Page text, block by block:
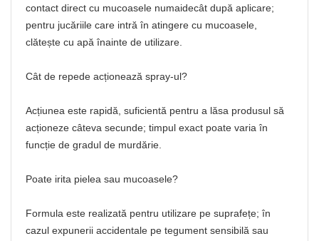
contact direct cu mucoasele numaidecât după aplicare;
pentru jucăriile care intră în atingere cu mucoasele,
clătește cu apă înainte de utilizare.
Cât de repede acționează spray-ul?
Acțiunea este rapidă, suficientă pentru a lăsa produsul să
acționeze câteva secunde; timpul exact poate varia în
funcție de gradul de murdărie.
Poate irita pielea sau mucoasele?
Formula este realizată pentru utilizare pe suprafețe; în
cazul expunerii accidentale pe tegument sensibilă sau